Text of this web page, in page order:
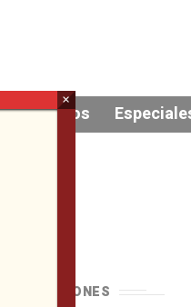
Videos
DONACIONES
×